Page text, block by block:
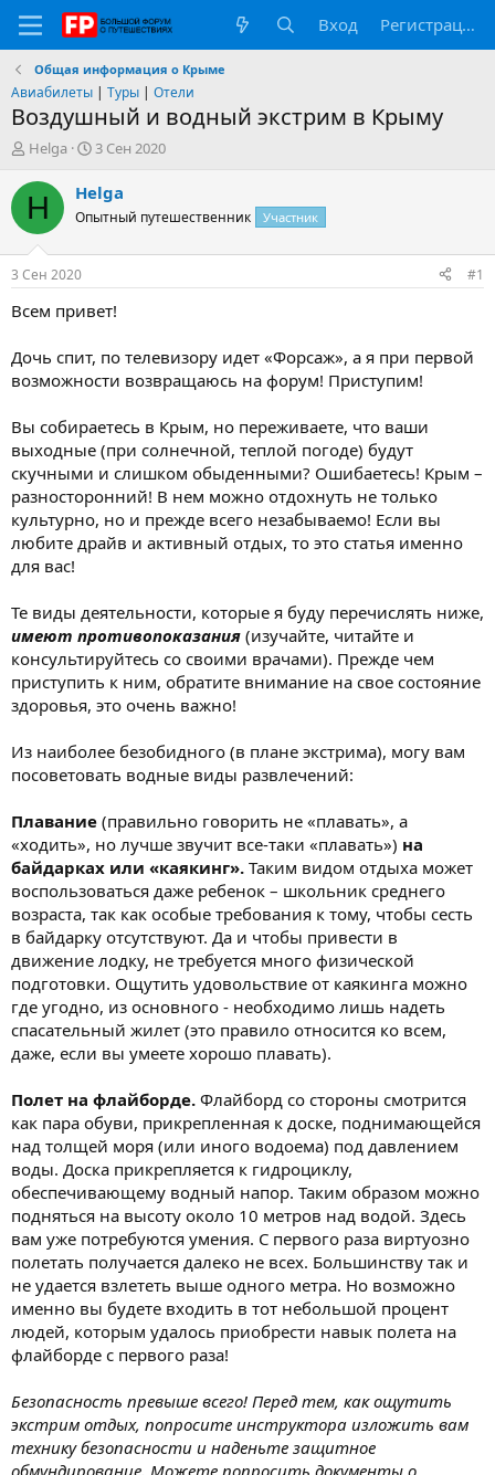
Вход Регистрация
Общая информация о Крыме
Авиабилеты | Туры | Отели
Воздушный и водный экстрим в Крыму
А
т
о
т
е
м
ы
Helga
Д
т
н
а
л
3 Сен 2020
H Helga
Опытный путешественник Участник
3 Сен 2020 #1
Всем привет!
Дочь спит, по телевизору идет «Форсаж», а я при первой
возможности возвращаюсь на форум! Приступим!
Вы собираетесь в Крым, но переживаете, что ваши
выходные (при солнечной, теплой погоде) будут
скучными и слишком обыденными? Ошибаетесь! Крым –
разносторонний! В нем можно отдохнуть не только
культурно, но и прежде всего незабываемо! Если вы
любите драйв и активный отдых, то это статья именно
для вас!
Те виды деятельности, которые я буду перечислять ниже,
имеют противопоказания (изучайте, читайте и
консультируйтесь со своими врачами). Прежде чем
приступить к ним, обратите внимание на свое состояние
здоровья, это очень важно!
Из наиболее безобидного (в плане экстрима), могу вам
посоветовать водные виды развлечений:
Плавание (правильно говорить не «плавать», а
«ходить», но лучше звучит все-таки «плавать») на
байдарках или «каякинг». Таким видом отдыха может
воспользоваться даже ребенок – школьник среднего
возраста, так как особые требования к тому, чтобы сесть
в байдарку отсутствуют. Да и чтобы привести в
движение лодку, не требуется много физической
подготовки. Ощутить удовольствие от каякинга можно
где угодно, из основного - необходимо лишь надеть
спасательный жилет (это правило относится ко всем,
даже, если вы умеете хорошо плавать).
Полет на флайборде. Флайборд со стороны смотрится
как пара обуви, прикрепленная к доске, поднимающейся
над толщей моря (или иного водоема) под давлением
воды. Доска прикрепляется к гидроциклу,
обеспечивающему водный напор. Таким образом можно
подняться на высоту около 10 метров над водой. Здесь
вам уже потребуются умения. С первого раза виртуозно
полетать получается далеко не всех. Большинству так и
не удается взлететь выше одного метра. Но возможно
именно вы будете входить в тот небольшой процент
людей, которым удалось приобрести навык полета на
флайборде с первого раза!
Безопасность превыше всего! Перед тем, как ощутить
экстрим отдых, попросите инструктора изложить вам
технику безопасности и наденьте защитное
обмундирование. Можете попросить документы о